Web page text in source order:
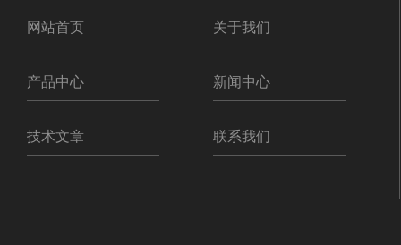
网站首页 关于我们
产品中心 新闻中心
技术文章 联系我们